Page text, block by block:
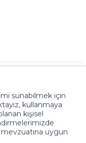
sunabilmek için
kullanmaya
kişisel
uygun